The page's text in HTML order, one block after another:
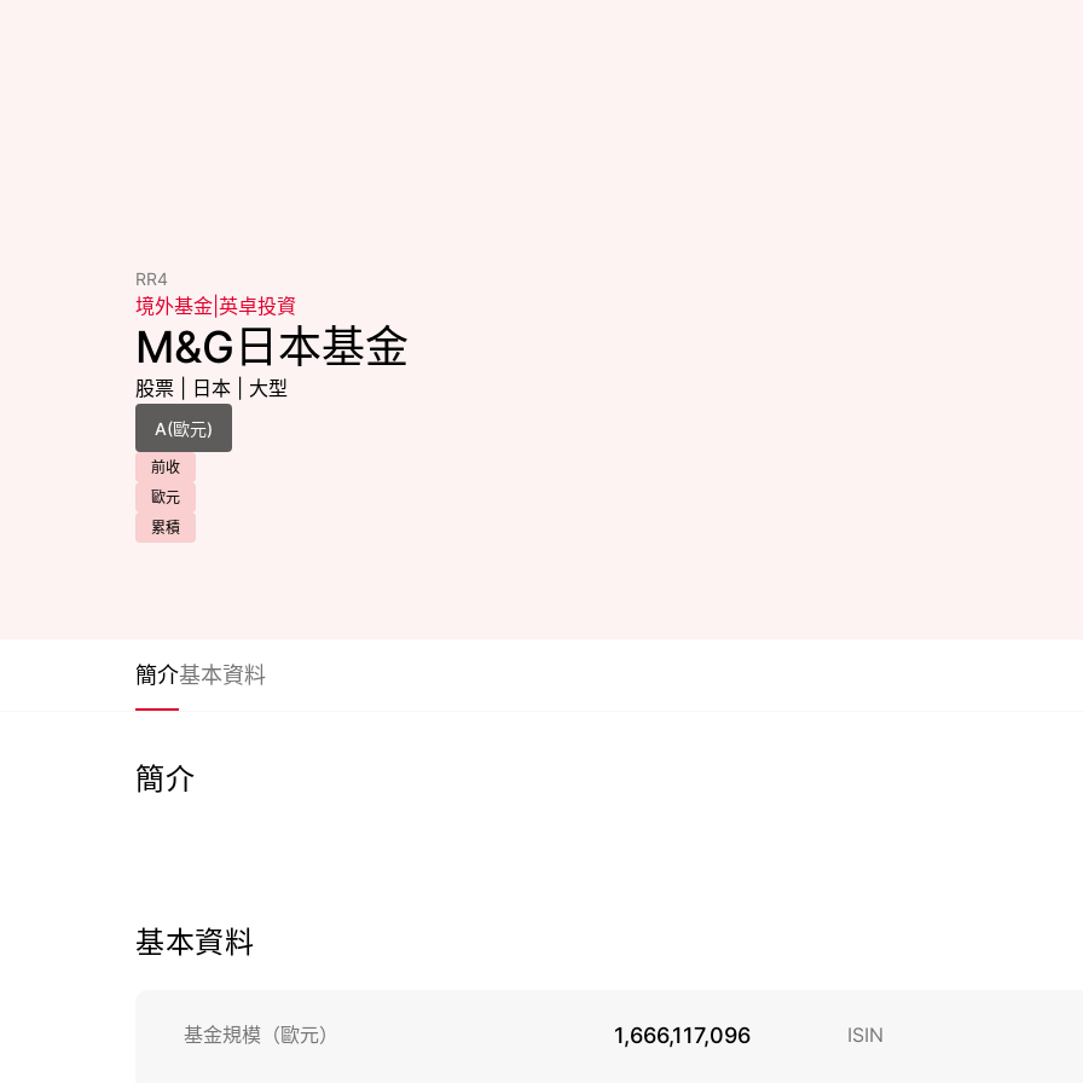
RR4
境外基金 英卓投資
M&G日本基金
股票 日本 大型
前收
歐元
累積
簡介基本資料
簡介
基本資料
基金規模（歐元） 1,666,117,096 ISIN